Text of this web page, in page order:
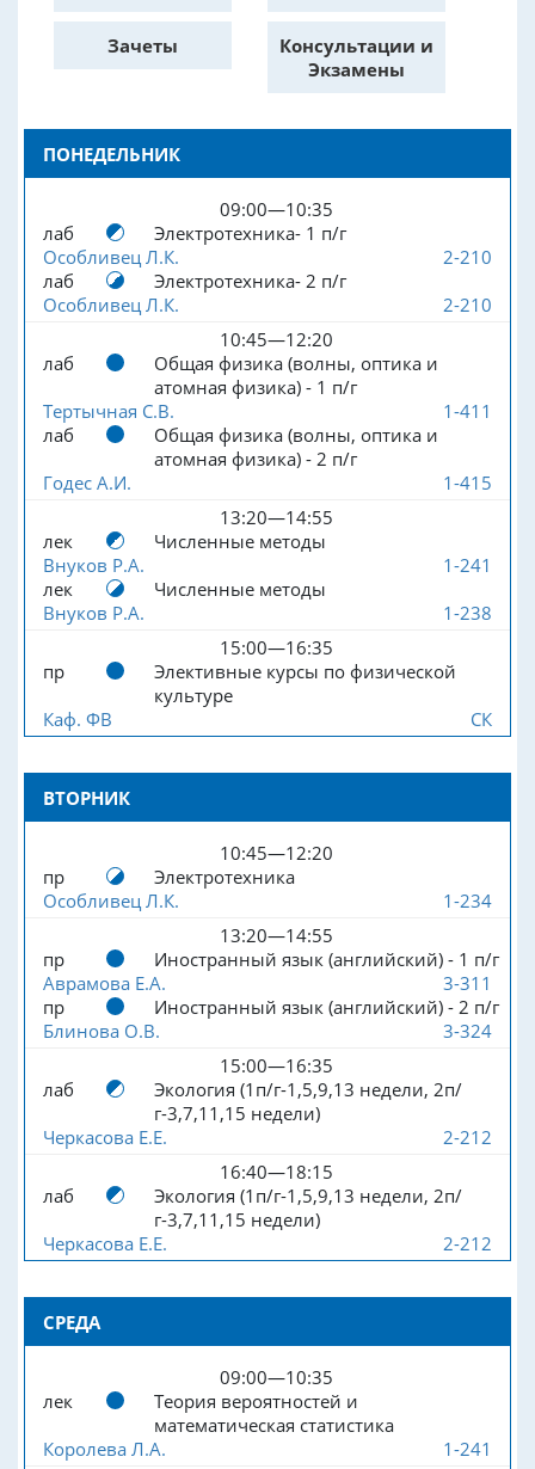
Зачеты
Консультации и
Экзамены
ПОНЕДЕЛЬНИК
09:00—10:35
лаб
Электротехника- 1 п/г
Особливец Л.К.
2-210
лаб
Электротехника- 2 п/г
Особливец Л.К.
2-210
10:45—12:20
лаб
Общая физика (волны, оптика и
атомная физика) - 1 п/г
Тертычная С.В.
1-411
лаб
Общая физика (волны, оптика и
атомная физика) - 2 п/г
Годес А.И.
1-415
13:20—14:55
лек
Численные методы
Внуков Р.А.
1-241
лек
Численные методы
Внуков Р.А.
1-238
15:00—16:35
пр
Элективные курсы по физической
культуре
Каф. ФВ
СК
ВТОРНИК
10:45—12:20
пр
Электротехника
Особливец Л.К.
1-234
13:20—14:55
пр
Иностранный язык (английский) - 1 п/г
Аврамова Е.А.
3-311
пр
Иностранный язык (английский) - 2 п/г
Блинова О.В.
3-324
15:00—16:35
лаб
Экология (1п/г-1,5,9,13 недели, 2п/
г-3,7,11,15 недели)
Черкасова Е.Е.
2-212
16:40—18:15
лаб
Экология (1п/г-1,5,9,13 недели, 2п/
г-3,7,11,15 недели)
Черкасова Е.Е.
2-212
СРЕДА
09:00—10:35
лек
Теория вероятностей и
математическая статистика
Королева Л.А.
1-241